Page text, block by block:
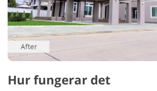
Hur fungerar det